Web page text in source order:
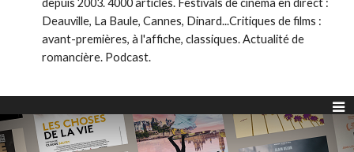
depuis 2003. 4000 articles. Festivals de cinéma en direct :
Deauville, La Baule, Cannes, Dinard...Critiques de films :
avant-premières, à l'affiche, classiques. Actualité de
romancière. Podcast.